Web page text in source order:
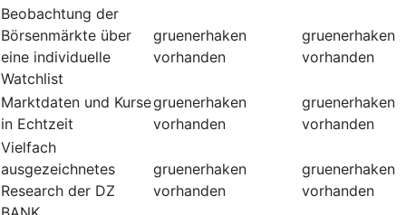
Beobachtung der
Börsenmärkte über
eine individuelle
Watchlist
gruenerhaken
vorhanden
gruenerhaken
vorhanden
Marktdaten und Kurse
in Echtzeit
gruenerhaken
vorhanden
gruenerhaken
vorhanden
Vielfach
ausgezeichnetes
Research der DZ
gruenerhaken
vorhanden
gruenerhaken
vorhanden